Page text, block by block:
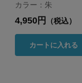
カラー：朱
4,950円 （税込）
カートに入れる